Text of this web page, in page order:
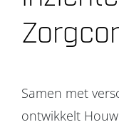
Samen met
ontwikkelt